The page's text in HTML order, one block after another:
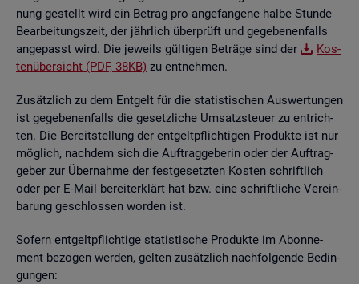
nung ge­stellt wird ein Be­trag pro an­ge­fan­ge­ne halbe Stun­de
Be­ar­bei­tungs­zeit, der jähr­lich über­prüft und ge­ge­be­nen­falls
an­ge­passt wird. Die je­weils gül­ti­gen Be­trä­ge sind der
Kos­
ten­über­sicht (PDF, 38KB) zu ent­neh­men.
Zu­sätz­lich zu dem Ent­gelt für die sta­tis­ti­schen Aus­wer­tun­gen
ist ge­ge­be­nen­falls die ge­setz­li­che Um­satz­steu­er zu ent­rich­
ten. Die Be­reit­stel­lung der ent­gelt­pflich­ti­gen Pro­duk­te ist nur
mög­lich, nach­dem sich die Auf­trag­ge­be­rin oder der Auf­trag­
ge­ber zur Über­nah­me der fest­ge­setz­ten Kos­ten schrift­lich
oder per E-Mail be­reit­er­klärt hat bzw. eine schrift­li­che Ver­ein­
ba­rung ge­schlos­sen wor­den ist.
So­fern ent­gelt­pflich­ti­ge sta­tis­ti­sche Pro­duk­te im Abon­ne­
ment be­zo­gen wer­den, gel­ten zu­sätz­lich nach­fol­gen­de Be­din­
gun­gen: